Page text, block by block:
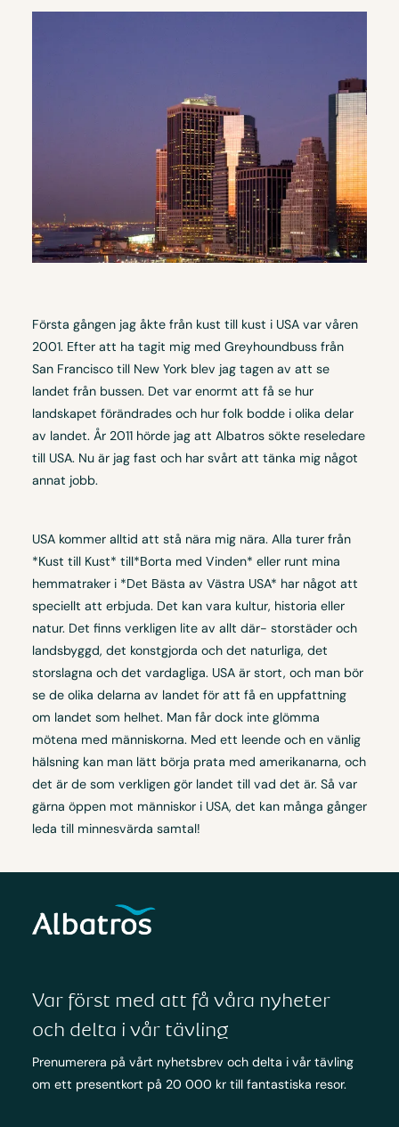
Första gången jag åkte från kust till kust i USA var våren
2001. Efter att ha tagit mig med Greyhoundbuss från
San Francisco till New York blev jag tagen av att se
landet från bussen. Det var enormt att få se hur
landskapet förändrades och hur folk bodde i olika delar
av landet. År 2011 hörde jag att Albatros sökte reseledare
till USA. Nu är jag fast och har svårt att tänka mig något
annat jobb.
USA kommer alltid att stå nära mig nära. Alla turer från
*Kust till Kust* till*Borta med Vinden* eller runt mina
hemmatraker i *Det Bästa av Västra USA* har något att
speciellt att erbjuda. Det kan vara kultur, historia eller
natur. Det finns verkligen lite av allt där- storstäder och
landsbyggd, det konstgjorda och det naturliga, det
storslagna och det vardagliga. USA är stort, och man bör
se de olika delarna av landet för att få en uppfattning
om landet som helhet. Man får dock inte glömma
mötena med människorna. Med ett leende och en vänlig
hälsning kan man lätt börja prata med amerikanarna, och
det är de som verkligen gör landet till vad det är. Så var
gärna öppen mot människor i USA, det kan många gånger
leda till minnesvärda samtal!
Var först med att få våra nyheter
och delta i vår tävling
Prenumerera på vårt nyhetsbrev och delta i vår tävling
om ett presentkort på 20 000 kr till fantastiska resor.